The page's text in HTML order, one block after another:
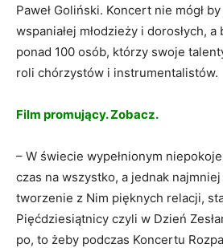
Paweł Goliński. Koncert nie mógł
wspaniałej młodzieży i dorosłych,
ponad 100 osób, którzy swoje
roli chórzystów i instrumentalistów.
Film promujący. Zobacz.
– W świecie wypełnionym
czas na wszystko, a jednak najmniej
tworzenie z Nim pięknych relacji,
Pięćdziesiątnicy czyli w Dzień
po, to żeby podczas Koncertu